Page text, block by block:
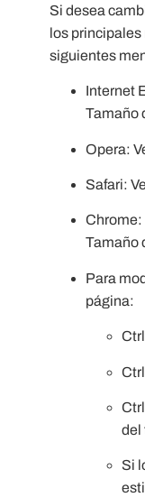
Si desea
los
siguientes
Internet
Tamaño
Opera:
Safari:
Chrome:
Tamaño
Para
página:
del
Si